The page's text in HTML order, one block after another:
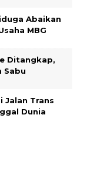
Abaikan
MBG
Ditangkap,
Sabu
Jalan Trans
Dunia